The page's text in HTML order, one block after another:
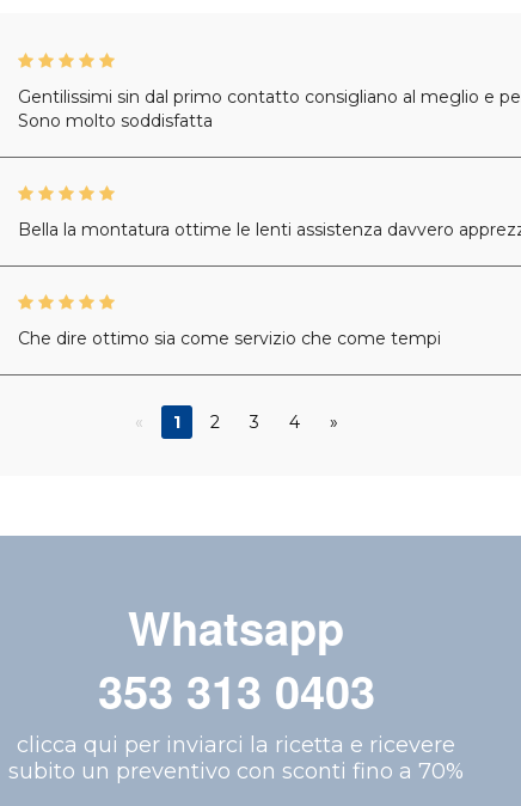
Gentilissimi sin dal primo contatto consigliano al meglio e
Sono molto soddisfatta
Bella la montatura ottime le lenti assistenza davvero
Che dire ottimo sia come servizio che come tempi
« 1 2 3 4 »
Whatsapp
353 313 0403
clicca qui per inviarci la ricetta e ricevere
subito un preventivo con sconti fino a 70%